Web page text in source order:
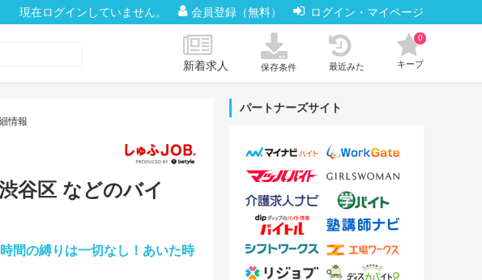
現在ログインしていません。 会員登録（無料） ログイン・マイページ
新着求人 保存条件 最近みた キープ
0
情報
谷区 などのバイ
間の縛りは一切なし！あいた時
パートナーズサイト